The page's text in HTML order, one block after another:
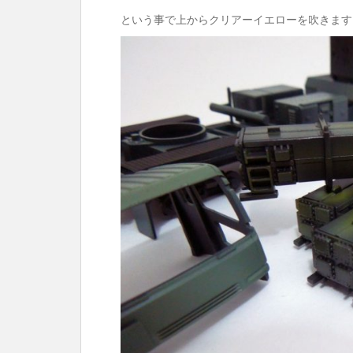
という事で上からクリアーイエローを吹きま